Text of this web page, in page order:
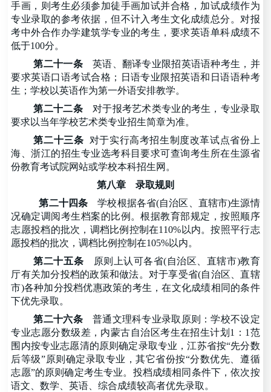
手画，则考生必须参加徒手画加试并合格，加试成绩作为
专业录取的参考依据，但不计入考生文化成绩总分。对报
考中外合作办学建筑学专业的考生，要求英语单科成绩不
低于100分。
第二十一条英语、翻译专业限招英语语种考生，并
要求英语口语考试合格；日语专业限招英语和日语语种考
生；学校以英语作为第一外语安排教学。
第二十二条对于报考艺术类专业的考生，专业录取
要求以当年学校艺术类专业招生简章为准。
第二十三条
对于实行高考招生制度改革试点省份上
海、浙江的招生专业选考科目要求可查询考生所在生源省
份教育考试院网站或学校本科招生网。
第八章录取规则
第二十四条 学校根据各省(自治区、直辖市)生源情
况确定调阅考生档案的比例。根据教育部规定，按照顺序
志愿投档的批次，调档比例控制在110%以内。按照平行志
愿投档的批次，调档比例控制在105%以内。
第二十五条 原则上认可各省(自治区、直辖市)教育
厅有关加分投档的政策和做法。对于享受省(自治区、直辖
市)各种加分投档优惠政策的考生，在文化成绩相同的条件
下优先录取。
第二十六条普通文理科专业录取原则：学校不设定
专业志愿分数级差，内蒙古自治区考生在招生计划 1：1范
围内按专业志愿清的原则确定录取专业，江苏省按“先分数
后等级”原则确定录取专业，其它省份按“分数优先、遵循
志愿”的原则确定考生专业。投档成绩相同条件下，依次按
语文、数学、英语、综合成绩较高者优先录取。